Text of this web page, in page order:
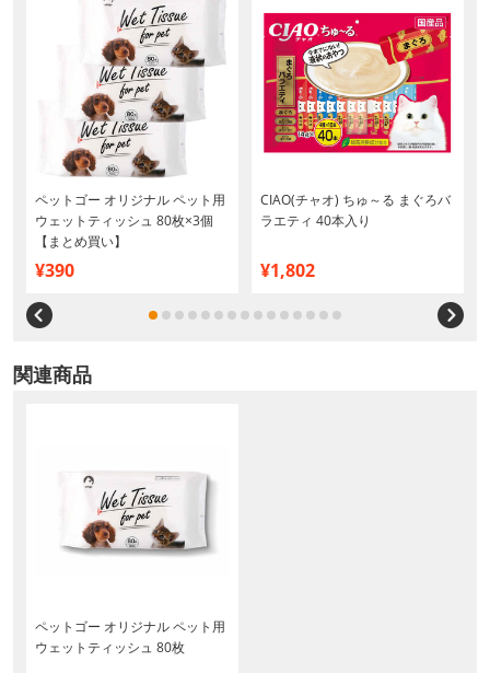
ペットゴー オリジナル ペット用
ウェットティッシュ 80枚×3個
【まとめ買い】
¥390
CIAO(チャオ) ちゅ～る まぐろバ
ラエティ 40本入り
¥1,802
関連商品
ペットゴー オリジナル ペット用
ウェットティッシュ 80枚